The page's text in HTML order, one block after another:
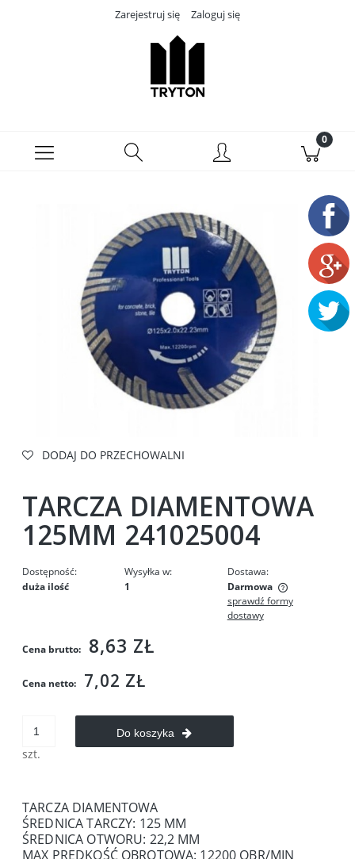
Zarejestruj się Zaloguj się
DODAJ DO PRZECHOWALNI
TARCZA DIAMENTOWA
125MM 241025004
Dostępność:
duża ilość
Wysyłka w:
1
Dostawa:
Darmowa
Cena nie zawiera ewentualnych kosztów płatności
sprawdź formy
dostawy
Cena brutto: 8,63 ZŁ
Cena netto: 7,02 ZŁ
szt.
Do koszyka
TARCZA DIAMENTOWA
ŚREDNICA TARCZY: 125 MM
ŚREDNICA OTWORU: 22,2 MM
MAX PRĘDKOŚĆ OBROTOWA: 12200 OBR/MIN